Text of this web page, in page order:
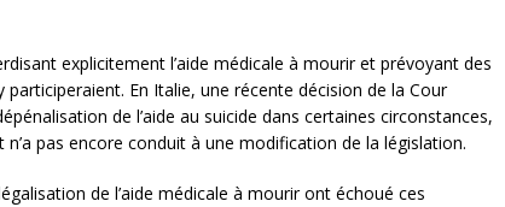
explicitement l’aide médicale à mourir et prévoyant des
En Italie, une récente décision de la Cour
de l’aide au suicide dans certaines circonstances,
pas encore conduit à une modification de la législation.
de l’aide médicale à mourir ont échoué ces